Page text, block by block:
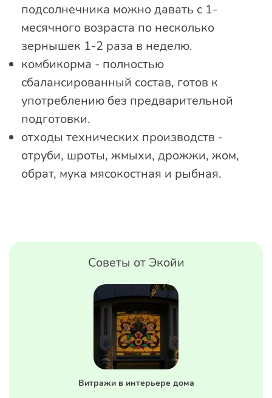
подсолнечника можно давать с 1-
месячного возраста по несколько
зернышек 1-2 раза в неделю.
комбикорма - полностью
сбалансированный состав, готов к
употреблению без предварительной
подготовки.
отходы технических производств -
отруби, шроты, жмыхи, дрожжи, жом,
обрат, мука мясокостная и рыбная.
Советы от Экойи
Витражи в интерьере дома